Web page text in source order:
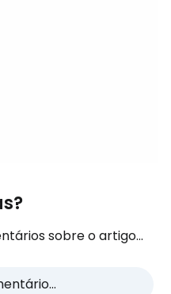
sobre o artigo...